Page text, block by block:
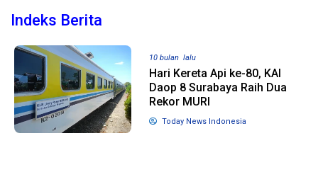
Indeks Berita
10 bulan lalu
Hari Kereta Api ke-80, KAI
Daop 8 Surabaya Raih Dua
Rekor MURI
Today News Indonesia